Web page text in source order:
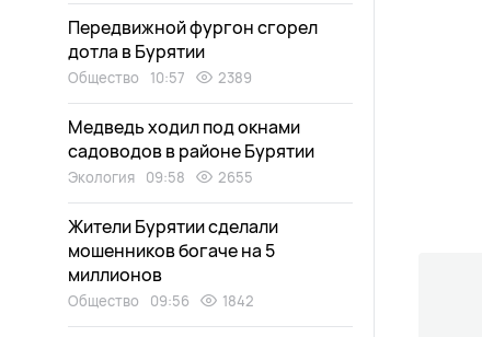
Передвижной фургон сгорел
дотла в Бурятии
Общество 10:57 2389
Медведь ходил под окнами
садоводов в районе Бурятии
Экология 09:58 2655
Жители Бурятии сделали
мошенников богаче на 5
миллионов
Общество 09:56 1842